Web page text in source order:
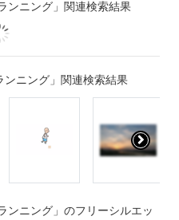
ンニング」関連検索結果
ンニング」関連検索結果
ンニング」のフリーシルエッ